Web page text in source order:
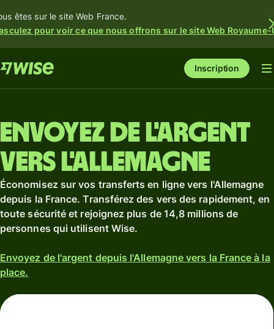
êtes sur le site Web France.
pour voir ce que nous offrons sur le site Web Royaume-
Inscription
Envoyez de l'argent
vers l'Allemagne
Économisez sur vos transferts en ligne vers l'Allemagne
depuis la France. Transférez des vers des rapidement, en
toute sécurité et rejoignez plus de 14,8 millions de
personnes qui utilisent Wise.
Envoyez de l'argent depuis l'Allemagne vers la France à la
place.